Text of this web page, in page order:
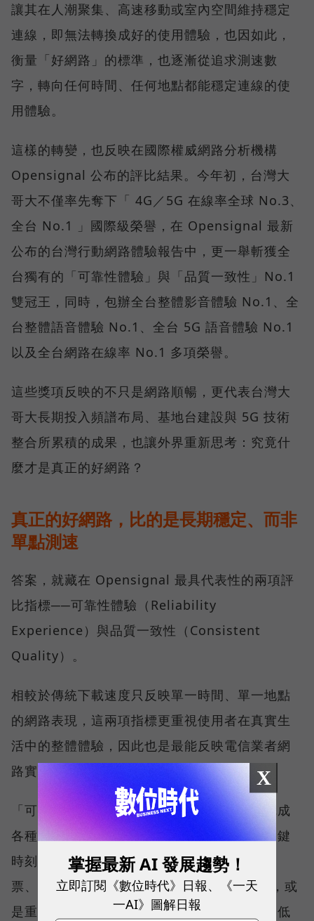
讓其在人潮聚集、高速移動或室內空間維持穩定
連線，即無法轉換成好的使用體驗，也因如此，
衡量「好網路」的標準，也逐漸從追求測速數
字，轉向任何時間、任何地點都能穩定連線的使
用體驗。
這樣的轉變，也反映在國際權威網路分析機構
Opensignal 公布的評比結果。今年初，台灣大
哥大不僅率先奪下「 4G／5G 在線率全球 No.3、
全台 No.1 」國際級榮譽，在 Opensignal 最新
公布的台灣行動網路體驗報告中，更一舉斬獲全
台獨有的「可靠性體驗」與「品質一致性」No.1
雙冠王，同時，包辦全台整體影音體驗 No.1、全
台整體語音體驗 No.1、全台 5G 語音體驗 No.1
以及全台網路在線率 No.1 多項榮譽。
這些獎項反映的不只是網路順暢，更代表台灣大
哥大長期投入頻譜布局、基地台建設與 5G 技術
整合所累積的成果，也讓外界重新思考：究竟什
麼才是真正的好網路？
真正的好網路，比的是長期穩定、而非
單點測速
答案，就藏在 Opensignal 最具代表性的兩項評
比指標──可靠性體驗（Reliability
Experience）與品質一致性（Consistent
Quality）。
相較於傳統下載速度只反映單一時間、單一地點
的網路表現，這兩項指標更重視使用者在真實生
活中的整體體驗，因此也是最能反映電信業者網
路實力、最難取得的獎項。
「可靠性體驗」衡量的是使用者是否能順利完成
各種數位應用，因此，考驗的是網路服務在關鍵
時刻不中斷的能力。例如，搶購熱門演唱會門
票、秒殺限量商品、超商結帳掃描 QR Code，或
是重要的線上會議，都需要網路能即時回應、低
X
掌握最新 AI 發展趨勢！
立即訂閱《數位時代》日報、《一天
一AI》圖解日報